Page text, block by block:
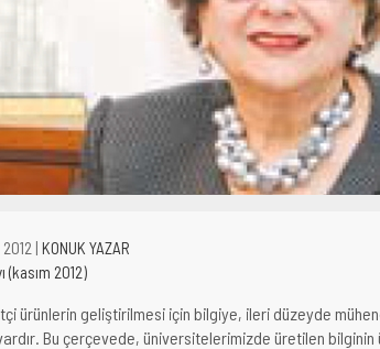
| KONUK YAZAR
(kasım 2012)
ürünlerin geliştirilmesi için bilgiye, ileri düzeyde
Bu çerçevede, üniversitelerimizde üretilen bilginin